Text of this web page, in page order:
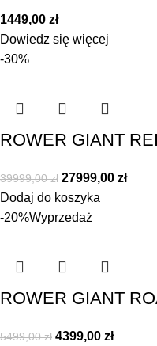
1449,00 zł
Dowiedz się więcej
-30%
ROWER GIANT
39999,00zł 27999,00 zł
Dodaj do koszyka
-20%Wyprzedaż
ROWER GIANT
5499,00zł 4399,00 zł